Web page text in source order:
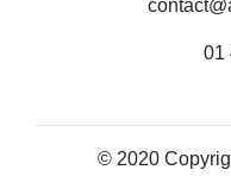
01
© 2020